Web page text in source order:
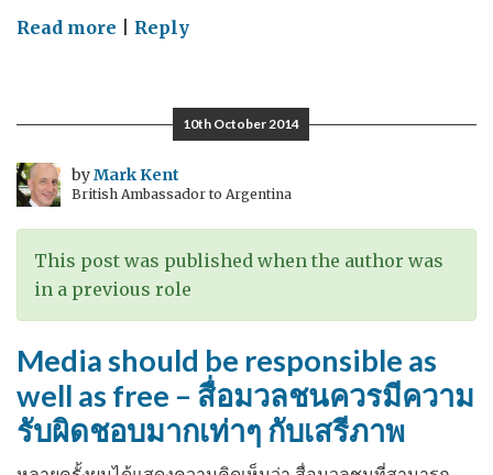
Read more on
ของ
ประเทศไทย
Reply
10th October 2014
byMark Kent
British Ambassador to Argentina
This post was published when the author was
in a previous role
Media should be responsible as
well as free – สื่อมวลชนควรมีความ
รับผิดชอบมากเท่าๆ กับเสรีภาพ